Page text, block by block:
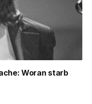
Woran starb